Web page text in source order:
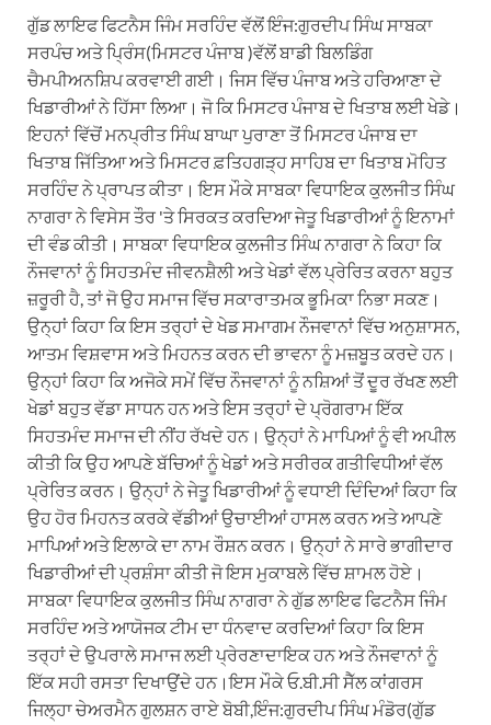
ਗੁੱਡ ਲਾਇਫ ਫਿਟਨੈਸ ਜਿੰਮ ਸਰਹਿੰਦ ਵੱਲੋਂ ਇੰਜ:ਗੁਰਦੀਪ ਸਿੰਘ ਸਾਬਕਾ
ਸਰਪੰਚ ਅਤੇ ਪ੍ਰਿੰਸ(ਮਿਸਟਰ ਪੰਜਾਬ )ਵੱਲੋਂ ਬਾਡੀ ਬਿਲਡਿੰਗ
ਚੈਮਪੀਅਨਸ਼ਿਪ ਕਰਵਾਈ ਗਈ। ਜਿਸ ਵਿੱਚ ਪੰਜਾਬ ਅਤੇ ਹਰਿਆਣਾ ਦੇ
ਖਿਡਾਰੀਆਂ ਨੇ ਹਿੱਸਾ ਲਿਆ। ਜੋ ਕਿ ਮਿਸਟਰ ਪੰਜਾਬ ਦੇ ਖਿਤਾਬ ਲਈ ਖੇਡੇ।
ਇਹਨਾਂ ਵਿੱਚੋਂ ਮਨਪ੍ਰੀਤ ਸਿੰਘ ਬਾਘਾ ਪੁਰਾਣਾ ਤੋਂ ਮਿਸਟਰ ਪੰਜਾਬ ਦਾ
ਖਿਤਾਬ ਜਿੱਤਿਆ ਅਤੇ ਮਿਸਟਰ ਫ਼ਤਿਹਗੜ੍ਹ ਸਾਹਿਬ ਦਾ ਖਿਤਾਬ ਮੋਹਿਤ
ਸਰਹਿੰਦ ਨੇ ਪ੍ਰਾਪਤ ਕੀਤਾ। ਇਸ ਮੌਕੇ ਸਾਬਕਾ ਵਿਧਾਇਕ ਕੁਲਜੀਤ ਸਿੰਘ
ਨਾਗਰਾ ਨੇ ਵਿਸੇਸ ਤੌਰ 'ਤੇ ਸਿਰਕਤ ਕਰਦਿਆ ਜੇਤੂ ਖਿਡਾਰੀਆਂ ਨੂੰ ਇਨਾਮਾਂ
ਦੀ ਵੰਡ ਕੀਤੀ। ਸਾਬਕਾ ਵਿਧਾਇਕ ਕੁਲਜੀਤ ਸਿੰਘ ਨਾਗਰਾ ਨੇ ਕਿਹਾ ਕਿ
ਨੌਜਵਾਨਾਂ ਨੂੰ ਸਿਹਤਮੰਦ ਜੀਵਨਸ਼ੈਲੀ ਅਤੇ ਖੇਡਾਂ ਵੱਲ ਪ੍ਰੇਰਿਤ ਕਰਨਾ ਬਹੁਤ
ਜ਼ਰੂਰੀ ਹੈ, ਤਾਂ ਜੋ ਉਹ ਸਮਾਜ ਵਿੱਚ ਸਕਾਰਾਤਮਕ ਭੂਮਿਕਾ ਨਿਭਾ ਸਕਣ।
ਉਨ੍ਹਾਂ ਕਿਹਾ ਕਿ ਇਸ ਤਰ੍ਹਾਂ ਦੇ ਖੇਡ ਸਮਾਗਮ ਨੌਜਵਾਨਾਂ ਵਿੱਚ ਅਨੁਸ਼ਾਸਨ,
ਆਤਮ ਵਿਸ਼ਵਾਸ ਅਤੇ ਮਿਹਨਤ ਕਰਨ ਦੀ ਭਾਵਨਾ ਨੂੰ ਮਜ਼ਬੂਤ ਕਰਦੇ ਹਨ।
ਉਨ੍ਹਾਂ ਕਿਹਾ ਕਿ ਅਜੋਕੇ ਸਮੇਂ ਵਿੱਚ ਨੌਜਵਾਨਾਂ ਨੂੰ ਨਸ਼ਿਆਂ ਤੋਂ ਦੂਰ ਰੱਖਣ ਲਈ
ਖੇਡਾਂ ਬਹੁਤ ਵੱਡਾ ਸਾਧਨ ਹਨ ਅਤੇ ਇਸ ਤਰ੍ਹਾਂ ਦੇ ਪ੍ਰੋਗਰਾਮ ਇੱਕ
ਸਿਹਤਮੰਦ ਸਮਾਜ ਦੀ ਨੀਂਹ ਰੱਖਦੇ ਹਨ। ਉਨ੍ਹਾਂ ਨੇ ਮਾਪਿਆਂ ਨੂੰ ਵੀ ਅਪੀਲ
ਕੀਤੀ ਕਿ ਉਹ ਆਪਣੇ ਬੱਚਿਆਂ ਨੂੰ ਖੇਡਾਂ ਅਤੇ ਸਰੀਰਕ ਗਤੀਵਿਧੀਆਂ ਵੱਲ
ਪ੍ਰੇਰਿਤ ਕਰਨ। ਉਨ੍ਹਾਂ ਨੇ ਜੇਤੂ ਖਿਡਾਰੀਆਂ ਨੂੰ ਵਧਾਈ ਦਿੰਦਿਆਂ ਕਿਹਾ ਕਿ
ਉਹ ਹੋਰ ਮਿਹਨਤ ਕਰਕੇ ਵੱਡੀਆਂ ਉਚਾਈਆਂ ਹਾਸਲ ਕਰਨ ਅਤੇ ਆਪਣੇ
ਮਾਪਿਆਂ ਅਤੇ ਇਲਾਕੇ ਦਾ ਨਾਮ ਰੌਸ਼ਨ ਕਰਨ। ਉਨ੍ਹਾਂ ਨੇ ਸਾਰੇ ਭਾਗੀਦਾਰ
ਖਿਡਾਰੀਆਂ ਦੀ ਪ੍ਰਸ਼ੰਸਾ ਕੀਤੀ ਜੋ ਇਸ ਮੁਕਾਬਲੇ ਵਿੱਚ ਸ਼ਾਮਲ ਹੋਏ।
ਸਾਬਕਾ ਵਿਧਾਇਕ ਕੁਲਜੀਤ ਸਿੰਘ ਨਾਗਰਾ ਨੇ ਗੁੱਡ ਲਾਇਫ ਫਿਟਨੈਸ ਜਿੰਮ
ਸਰਹਿੰਦ ਅਤੇ ਆਯੋਜਕ ਟੀਮ ਦਾ ਧੰਨਵਾਦ ਕਰਦਿਆਂ ਕਿਹਾ ਕਿ ਇਸ
ਤਰ੍ਹਾਂ ਦੇ ਉਪਰਾਲੇ ਸਮਾਜ ਲਈ ਪ੍ਰੇਰਣਾਦਾਇਕ ਹਨ ਅਤੇ ਨੌਜਵਾਨਾਂ ਨੂੰ
ਇੱਕ ਸਹੀ ਰਸਤਾ ਦਿਖਾਉਂਦੇ ਹਨ।ਇਸ ਮੌਕੇ ਓ.ਬੀ.ਸੀ ਸੈੱਲ ਕਾਂਗਰਸ
ਜਿਲ੍ਹਾ ਚੇਅਰਮੈਨ ਗੁਲਸ਼ਨ ਰਾਏ ਬੋਬੀ,ਇੰਜ:ਗੁਰਦੀਪ ਸਿੰਘ ਮੰਡੋਰ(ਗੁੱਡ